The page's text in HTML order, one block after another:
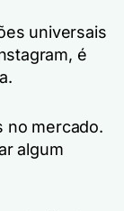
universais
é
no mercado.
algum